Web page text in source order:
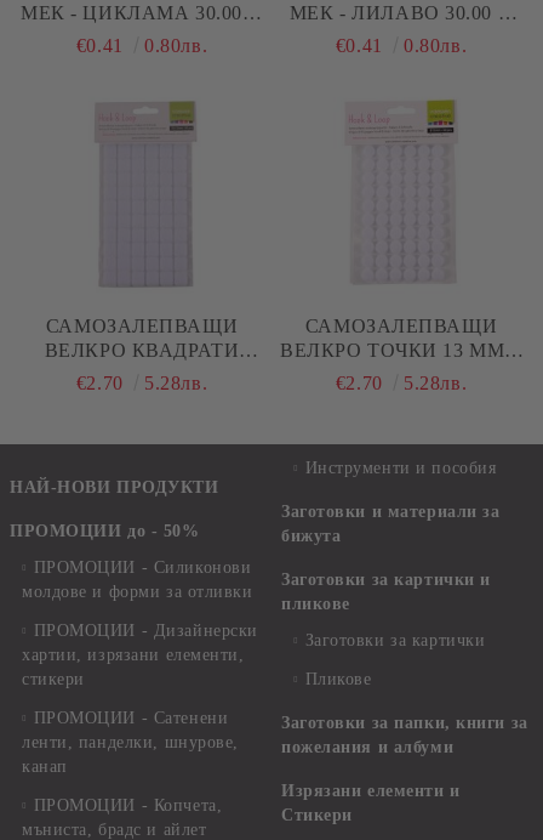
МЕК - ЦИКЛАМА 30.00 Х
20.00 СМ 1,00 ММ
€0.41 0.80лв.
МЕК - ЛИЛАВО 30.00 Х
20.00 СМ 1,5 ММ
€0.41 0.80лв.
САМОЗАЛЕПВАЩИ
ВЕЛКРО КВАДРАТИ
15.00.Х 15.00 ММ - 60 БР
€2.70 5.28лв.
САМОЗАЛЕПВАЩИ
ВЕЛКРО ТОЧКИ 13 ММ. -
60 БР
€2.70 5.28лв.
НАЙ-НОВИ ПРОДУКТИ
ПРОМОЦИИ до - 50%
ПРОМОЦИИ - Силиконови
молдове и форми за отливки
ПРОМОЦИИ - Дизайнерски
хартии, изрязани елементи,
стикери
ПРОМОЦИИ - Сатенени
ленти, панделки, шнурове,
канап
ПРОМОЦИИ - Копчета,
мъниста, брадс и айлет
Инструменти и пособия
Заготовки и материали за
бижута
Заготовки за картички и
пликове
Заготовки за картички
Пликове
Заготовки за папки, книги за
пожелания и албуми
Изрязани елементи и
Стикери